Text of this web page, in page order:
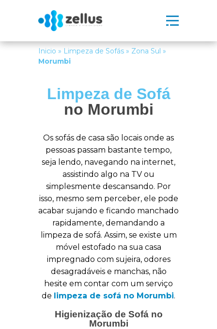
Inicio » Limpeza de Sofás » Zona Sul »
Morumbi
Limpeza de Sofá
no Morumbi
Os sofás de casa são locais onde as
pessoas passam bastante tempo,
seja lendo, navegando na internet,
assistindo algo na TV ou
simplesmente descansando. Por
isso, mesmo sem perceber, ele pode
acabar sujando e ficando manchado
rapidamente, demandando a
limpeza de sofá. Assim, se existe um
móvel estofado na sua casa
impregnado com sujeira, odores
desagradáveis e manchas, não
hesite em contar com um serviço
de limpeza de sofá no Morumbi.
Higienização de Sofá no
Morumbi